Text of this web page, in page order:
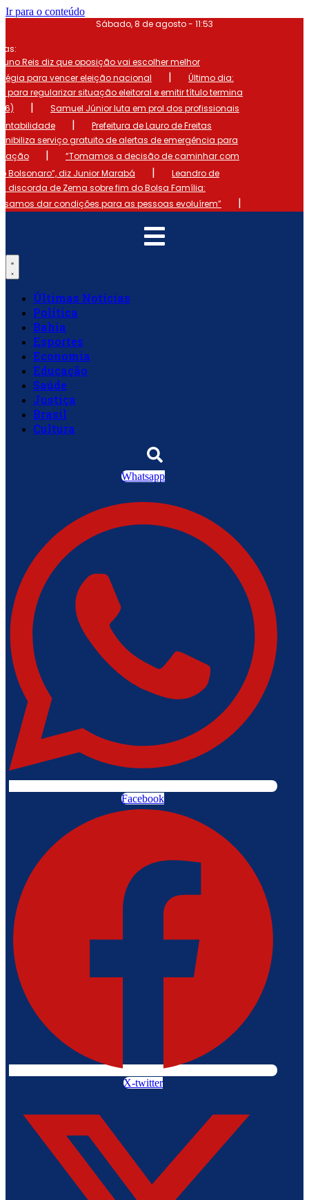
Ir para o conteúdo
Sábado, 8 de agosto - 11:53
Reis diz que oposição vai escolher melhor
para vencer eleição nacional
|
Último dia:
para regularizar situação eleitoral e emitir título termina
|
Samuel Júnior luta em prol dos profissionais
|
Prefeitura de Lauro de Freitas
serviço gratuito de alertas de emergência para
|
“Tomamos a decisão de caminhar com
Bolsonaro”, diz Junior Marabá
|
Leandro de
discorda de Zema sobre fim do Bolsa Família:
dar condições para as pessoas evoluírem”
|
Últimas Notícias
Política
Bahia
Esportes
Economia
Educação
Saúde
Justiça
Brasil
Cultura
Whatsapp
Facebook
X-twitter